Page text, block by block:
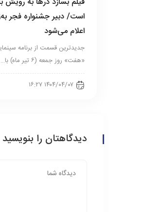
است/ دبیر جشنواره فجر
اعلام می‌شود
جدیدترین قسمت از برنامه
«هفت» روز جمعه (۶ تیر ماه) با…
۱۴۰۴/۰۴/۰۷ ۱۶:۲۷
دیدگاهتان را بنویسید